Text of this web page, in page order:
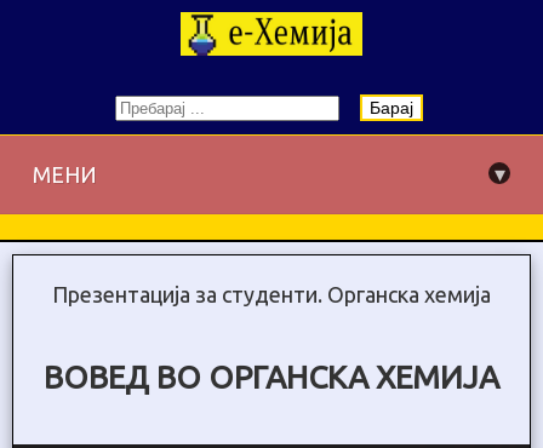
Барај
МЕНИ ▾
Презентација за студенти. Органска хемија
ВОВЕД ВО ОРГАНСКА ХЕМИЈА